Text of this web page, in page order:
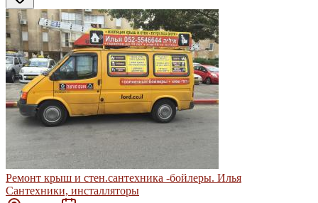
Ремонт крыш и стен.сантехника -бойлеры. Илья
Сантехники, инсталляторы